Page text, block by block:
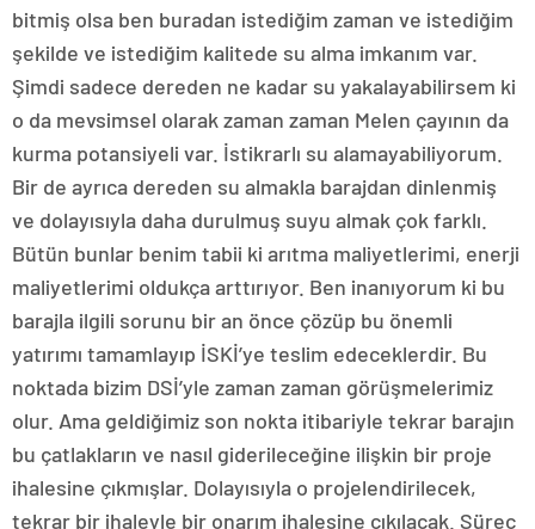
bitmiş olsa ben buradan istediğim zaman ve istediğim
şekilde ve istediğim kalitede su alma imkanım var.
Şimdi sadece dereden ne kadar su yakalayabilirsem ki
o da mevsimsel olarak zaman zaman Melen çayının da
kurma potansiyeli var. İstikrarlı su alamayabiliyorum.
Bir de ayrıca dereden su almakla barajdan dinlenmiş
ve dolayısıyla daha durulmuş suyu almak çok farklı.
Bütün bunlar benim tabii ki arıtma maliyetlerimi, enerji
maliyetlerimi oldukça arttırıyor. Ben inanıyorum ki bu
barajla ilgili sorunu bir an önce çözüp bu önemli
yatırımı tamamlayıp İSKİ’ye teslim edeceklerdir. Bu
noktada bizim DSİ’yle zaman zaman görüşmelerimiz
olur. Ama geldiğimiz son nokta itibariyle tekrar barajın
bu çatlakların ve nasıl giderileceğine ilişkin bir proje
ihalesine çıkmışlar. Dolayısıyla o projelendirilecek,
tekrar bir ihaleyle bir onarım ihalesine çıkılacak. Süreç